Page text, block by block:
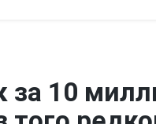
за 10